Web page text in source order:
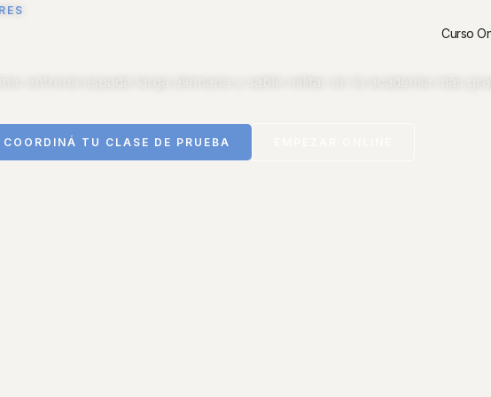
Curso
COORDINÁ TU CLASE DE PRUEBA